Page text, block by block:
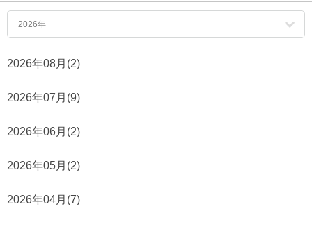
2026年
2026年08月(2)
2026年07月(9)
2026年06月(2)
2026年05月(2)
2026年04月(7)